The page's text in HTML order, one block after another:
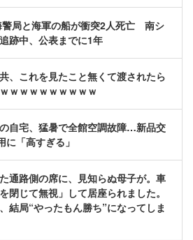
警局と海軍の船が衝突2人死亡 南シ
跡中、公表までに1年
、これを見たこと無くて渡されたら
ｗｗｗｗｗｗｗｗｗ
自宅、猛暑で全館空調故障…新品交
「高すぎる」
通路側の席に、見知らぬ母子が。車
閉じて無視」して居座られました。
結局“やったもん勝ち”になってしま